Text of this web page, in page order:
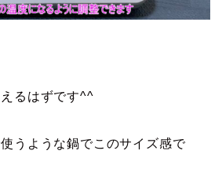
るはずです^^
うような鍋でこのサイズ感で